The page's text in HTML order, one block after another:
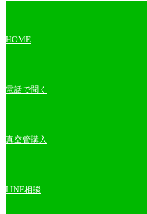
HOME
電話で聞く
真空管購入
LINE相談